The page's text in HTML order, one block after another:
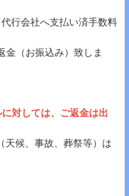
行会社へ支払い済手数料
金（お振込み）致しま
対しては、ご返金は出
天候、事故、葬祭等）は